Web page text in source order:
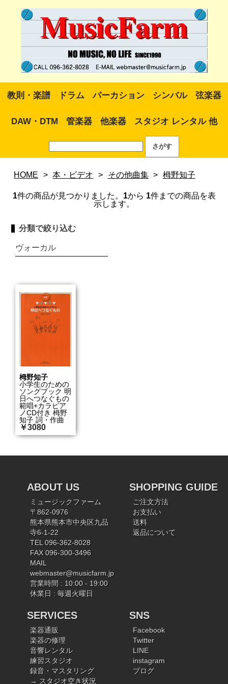
教則・楽譜 ドラム パーカション シンバル 弦楽器
DAW・DTM 管楽器 他楽器 スタジオ レンタル 他
HOME > 本・ビデオ > その他曲集 > 栂野知子
1件の商品が見つかりました。 1から 1件までの商品を表
示します。
分類で絞り込む
ヴォーカル
栂野知子
小学生のための
ソングブック 明
日へつなぐもの
範唱+カラピア
ノCD付き 栂野
知子 詞・作曲
￥3080
ABOUT US
ミュージックファーム
〒862-0976
熊本県熊本市中央区九品
寺6-1-22
TEL 096-362-8028
FAX 096-300-3496
MAIL
webmaster@musicfarm.jp
営業時間 : 10:00 - 19:00
休業日 : 毎週火曜日
SHOPPING GUIDE
ご注文方法
お支払い
送料
返品について
SERVICES
楽器通販
楽器の修理
音響レンタル
練習スタジオ
録音・マスタリング
→ スタジオ空き状況
SNS
Facebook
Twitter
LINE
instagram
ブログ